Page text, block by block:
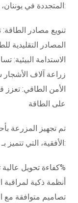
المتجددة في يوننان، حيث:
المصادر التقليدية
زراعة آلاف الأشجار
على الطاقة
تم تجهيز المزرعة
الأفقية، التي تتميز بـ:
· كفاءة تحويل عالية تصل إلى 45-50%
· أنظمة ذكية لمراقبة
· تصاميم متوافقة مع